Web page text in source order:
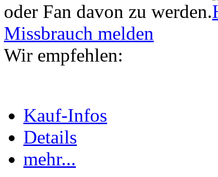
oder Fan davon zu werden.
Missbrauch melden
Wir empfehlen:
Kauf-Infos
Details
mehr...